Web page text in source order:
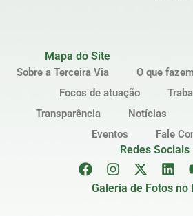
Mapa do Site
Sobre a Terceira Via O que
Focos de atuação
Transparência
Notícias
Eventos
Fale
Redes Sociais
Galeria de Fotos no